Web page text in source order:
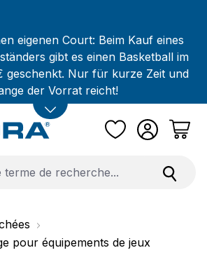
eigenen Court: Beim Kauf eines
gibt es einen Basketball im
geschenkt. Nur für kurze Zeit und
der Vorrat reicht!
pour équipements de jeux